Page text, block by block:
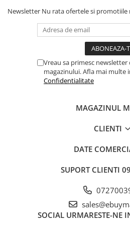
Newsletter Nu rata ofertele si promotiile
Vreau sa primesc
magazinului. Afla mai multe
Confidentialitate
MAGAZINUL
CLIENTI
DATE
SUPORT CLIENTI
SOCIAL URMARESTE-NE